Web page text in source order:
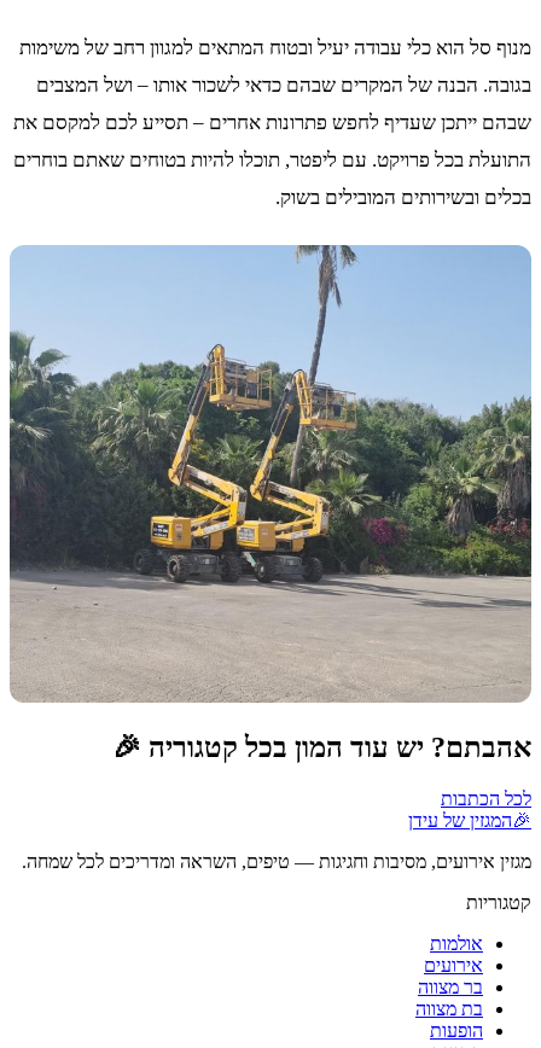
מנוף סל הוא כלי עבודה יעיל ובטוח המתאים למגוון רחב של משימות
בגובה. הבנה של המקרים שבהם כדאי לשכור אותו – ושל המצבים
שבהם ייתכן שעדיף לחפש פתרונות אחרים – תסייע לכם למקסם את
התועלת בכל פרויקט. עם ליפטר, תוכלו להיות בטוחים שאתם בוחרים
בכלים ובשירותים המובילים בשוק.
אהבתם? יש עוד המון בכל קטגוריה 🎉
לכל הכתבות
🎉המגזין של עידן
מגזין אירועים, מסיבות וחגיגות — טיפים, השראה ומדריכים לכל שמחה.
קטגוריות
אולמות
אירועים
בר מצווה
בת מצווה
הופעות